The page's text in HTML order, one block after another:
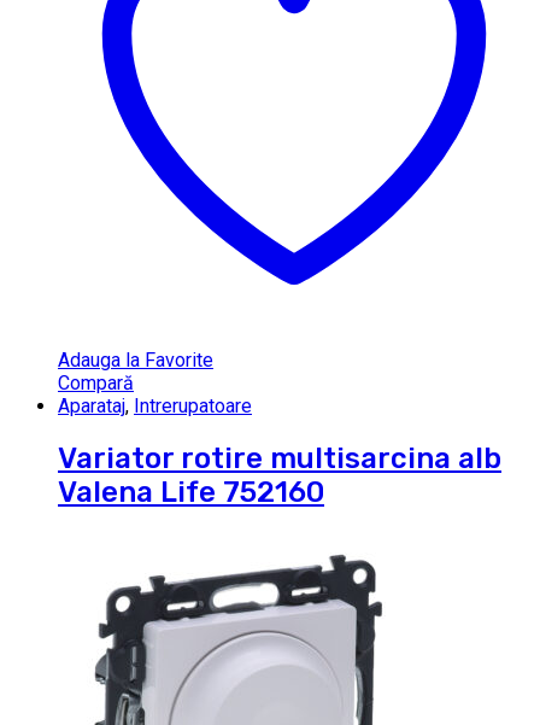
Adauga la Favorite
Compară
Aparataj, Intrerupatoare
Variator rotire multisarcina alb
Valena Life 752160